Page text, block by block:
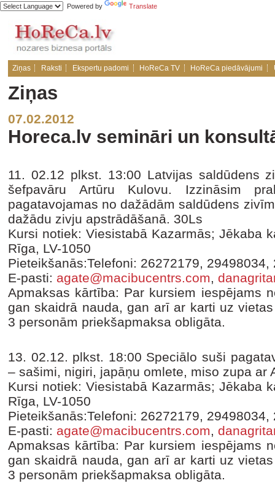
Powered by Translate
Ziņas Raksti Ekspertu padomi HoReCa TV HoReCa piedāvājumi
Ziņas
07.02.2012
Horeca.lv semināri un
11. 02.12 plkst. 13:00 Latvijas saldūdens
šefpavāru Artūru Kulovu. Izzināsim
pagatavojamas no dažādām saldūdens
dažādu zivju apstrādāšanā. 30Ls
Kursi notiek: Viesistabā Kazarmās; Jēkaba
Rīga, LV-1050
Pieteikšanās:Telefoni: 26272179, 29498034,
E-pasti: agate@macibucentrs.com,
Apmaksas kārtība: Par kursiem iespējams
gan skaidrā nauda, gan arī ar karti uz
3 personām priekšapmaksa obligāta.
13. 02.12. plkst. 18:00 Speciālo suši
– sašimi, nigiri, japāņu omlete, miso zupa ar
Kursi notiek: Viesistabā Kazarmās; Jēkaba
Rīga, LV-1050
Pieteikšanās:Telefoni: 26272179, 29498034,
E-pasti: agate@macibucentrs.com,
Apmaksas kārtība: Par kursiem iespējams
gan skaidrā nauda, gan arī ar karti uz
3 personām priekšapmaksa obligāta.